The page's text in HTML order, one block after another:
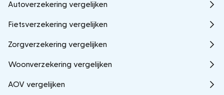
Autoverzekering vergelijken
Fietsverzekering vergelijken
Zorgverzekering vergelijken
Woonverzekering vergelijken
AOV vergelijken